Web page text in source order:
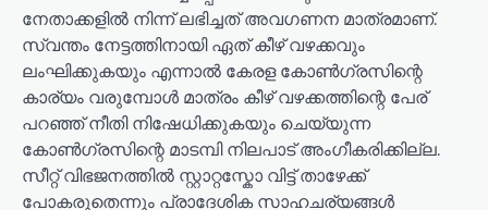
നേതാക്കളിൽ നിന്ന് ലഭിച്ചത് അവഗണന മാത്രമാണ്.
സ്വന്തം നേട്ടത്തിനായി ഏത് കീഴ് വഴക്കവും
ലംഘിക്കുകയും എന്നാൽ കേരള കോൺഗ്രസിന്റെ
കാര്യം വരുമ്പോൾ മാത്രം കീഴ് വഴക്കത്തിന്റെ പേര്
പറഞ്ഞ് നീതി നിഷേധിക്കുകയും ചെയ്യുന്ന
കോൺഗ്രസിന്റെ മാടമ്പി നിലപാട് അംഗീകരിക്കില്ല.
സീറ്റ് വിഭജനത്തിൽ സ്റ്റാറ്റസ്കോ വിട്ട് താഴേക്ക്
പോകരുതെന്നും പ്രാദേശിക സാഹചര്യങ്ങൾ